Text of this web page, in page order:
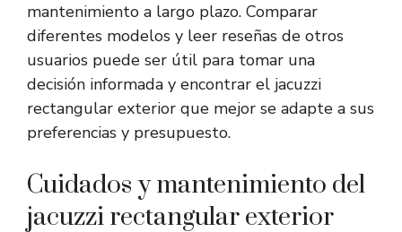
mantenimiento a largo plazo. Comparar
diferentes modelos y leer reseñas de otros
usuarios puede ser útil para tomar una
decisión informada y encontrar el jacuzzi
rectangular exterior que mejor se adapte a sus
preferencias y presupuesto.
Cuidados y mantenimiento del
jacuzzi rectangular exterior